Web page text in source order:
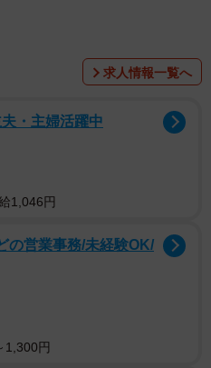
はるかに突き抜けた完成度
求人情報一覧へ
・主婦活躍中
1,046円
の営業事務/未経験OK/
1,300円